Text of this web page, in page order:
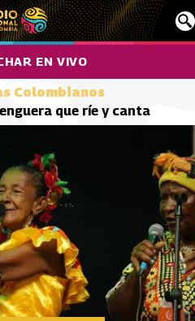
EN VIVO
Colombianos
que ríe y canta